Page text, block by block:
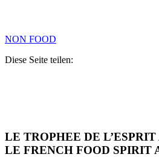
NON FOOD
Diese Seite teilen:
LE TROPHEE DE
LE FRENCH FOOD SPIRIT